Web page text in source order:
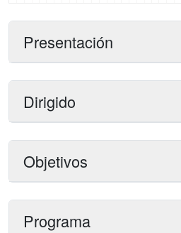
Presentación
Dirigido
Objetivos
Programa